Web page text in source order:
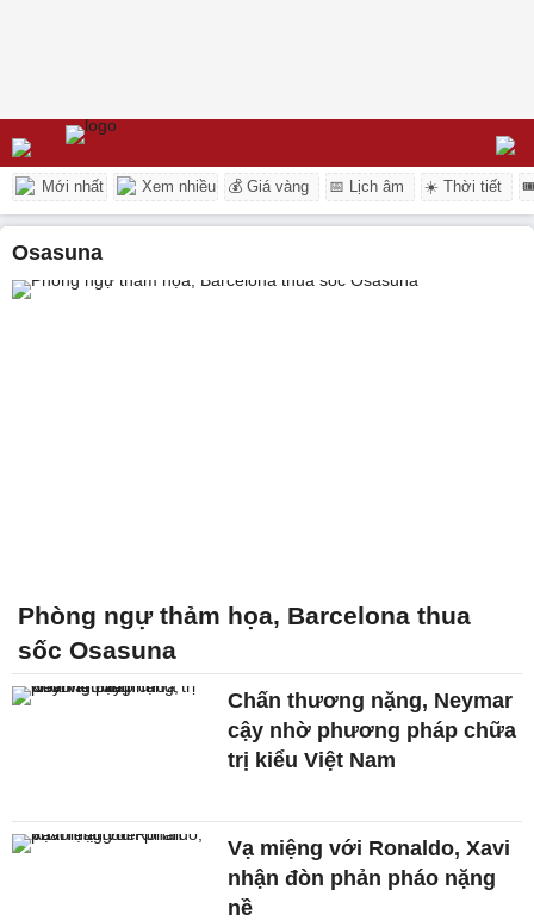
Mới nhất Xem nhiều 💰 Giá vàng 📅 Lịch âm ☀️ Thời tiết
Osasuna
Phòng ngự thảm họa, Barcelona thua
sốc Osasuna
Chấn thương nặng, Neymar
cậy nhờ phương pháp chữa
trị kiểu Việt Nam
Vạ miệng với Ronaldo, Xavi
nhận đòn phản pháo nặng
nề